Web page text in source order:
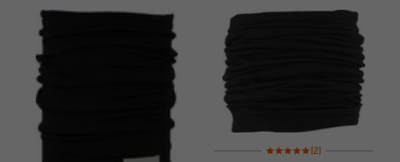
Note moyenne : 5 sur 5
(2)